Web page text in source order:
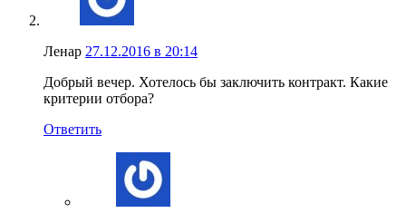
Ленар 27.12.2016 в 20:14
Добрый вечер. Хотелось бы заключить контракт. Какие
критерии отбора?
Ответить